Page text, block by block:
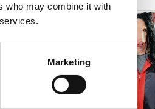
who may combine it with
Marketing